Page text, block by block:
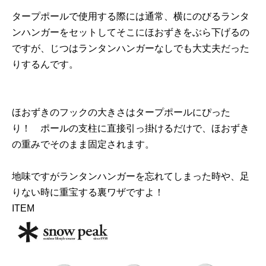
タープポールで使用する際には通常、横にのびるランタ
ンハンガーをセットしてそこにほおずきをぶら下げるの
ですが、じつはランタンハンガーなしでも大丈夫だった
りするんです。
ほおずきのフックの大きさはタープポールにぴった
り！ ポールの支柱に直接引っ掛けるだけで、ほおずき
の重みでそのまま固定されます。
地味ですがランタンハンガーを忘れてしまった時や、足
りない時に重宝する裏ワザですよ！
ITEM